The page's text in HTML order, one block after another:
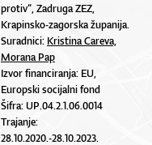
protiv“, Zadruga ZEZ,
Krapinsko-zagorska županija.
Suradnici: Kristina Careva,
Morana Pap
Izvor financiranja: EU,
Europski socijalni fond
Šifra: UP.04.2.1.06.0014
Trajanje:
28.10.2020.-28.10.2023.